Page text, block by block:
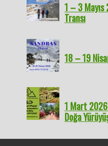
1 – 3
Transı
18 – 19
1 Mart 2026
Doğa